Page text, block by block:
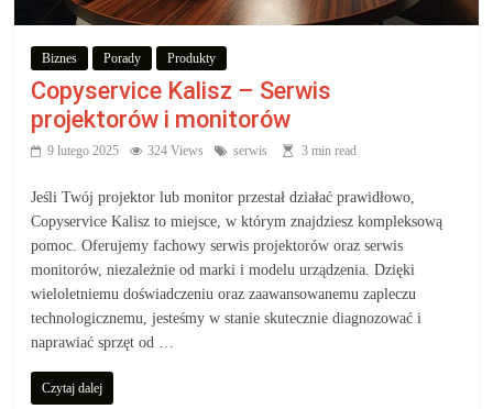
Biznes Porady Produkty
Copyservice Kalisz – Serwis
projektorów i monitorów
9 lutego 2025 324 Views serwis 3 min read
Jeśli Twój projektor lub monitor przestał działać prawidłowo,
Copyservice Kalisz to miejsce, w którym znajdziesz kompleksową
pomoc. Oferujemy fachowy serwis projektorów oraz serwis
monitorów, niezależnie od marki i modelu urządzenia. Dzięki
wieloletniemu doświadczeniu oraz zaawansowanemu zapleczu
technologicznemu, jesteśmy w stanie skutecznie diagnozować i
naprawiać sprzęt od …
Czytaj dalej